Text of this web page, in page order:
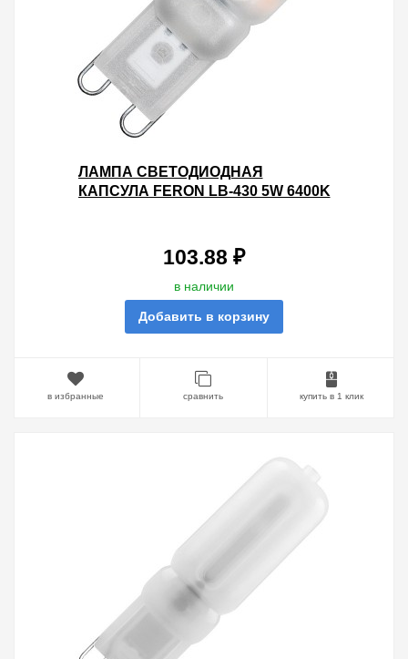
ЛАМПА СВЕТОДИОДНАЯ
КАПСУЛА FERON LB-430 5W 6400K
103.88 ₽
в наличии
Добавить в корзину
в избранные сравнить купить в 1 клик